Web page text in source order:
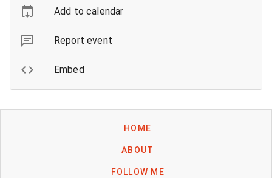
Add to calendar
Report event
Embed
HOME
ABOUT
FOLLOW ME